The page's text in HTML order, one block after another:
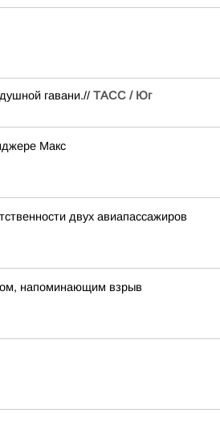
гавани.// ТАСС / Юг
Макс
двух авиапассажиров
напоминающим взрыв